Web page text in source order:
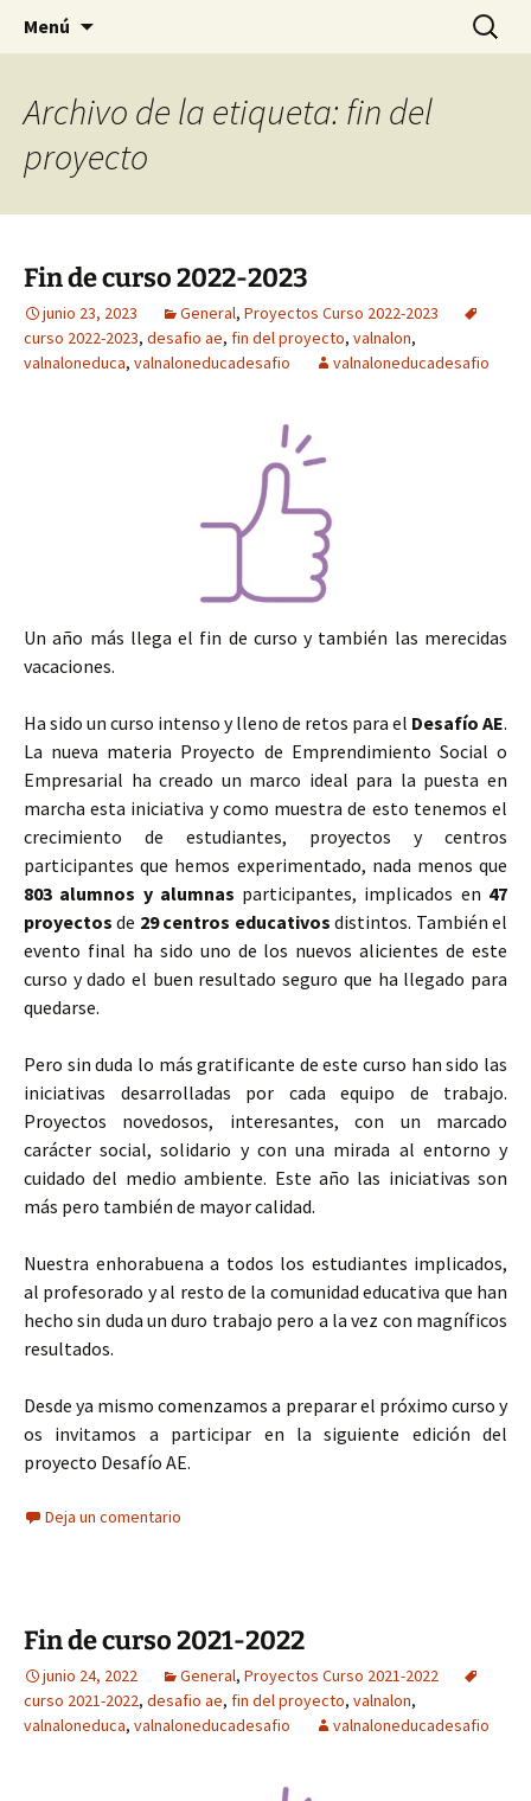
Menú Buscar:
Archivo de la etiqueta: fin del
proyecto
Fin de curso 2022-2023
junio 23, 2023 General, Proyectos Curso 2022-2023
curso 2022-2023, desafio ae, fin del proyecto, valnalon,
valnaloneduca, valnaloneducadesafio valnaloneducadesafio
Un año más llega el fin de curso y también las merecidas
vacaciones.
Ha sido un curso intenso y lleno de retos para el Desafío AE.
La nueva materia Proyecto de Emprendimiento Social o
Empresarial ha creado un marco ideal para la puesta en
marcha esta iniciativa y como muestra de esto tenemos el
crecimiento de estudiantes, proyectos y centros
participantes que hemos experimentado, nada menos que
803 alumnos y alumnas participantes, implicados en 47
proyectos de 29 centros educativos distintos. También el
evento final ha sido uno de los nuevos alicientes de este
curso y dado el buen resultado seguro que ha llegado para
quedarse.
Pero sin duda lo más gratificante de este curso han sido las
iniciativas desarrolladas por cada equipo de trabajo.
Proyectos novedosos, interesantes, con un marcado
carácter social, solidario y con una mirada al entorno y
cuidado del medio ambiente. Este año las iniciativas son
más pero también de mayor calidad.
Nuestra enhorabuena a todos los estudiantes implicados,
al profesorado y al resto de la comunidad educativa que han
hecho sin duda un duro trabajo pero a la vez con magníficos
resultados.
Desde ya mismo comenzamos a preparar el próximo curso y
os invitamos a participar en la siguiente edición del
proyecto Desafío AE.
Deja un comentario
Fin de curso 2021-2022
junio 24, 2022 General, Proyectos Curso 2021-2022
curso 2021-2022, desafio ae, fin del proyecto, valnalon,
valnaloneduca, valnaloneducadesafio valnaloneducadesafio